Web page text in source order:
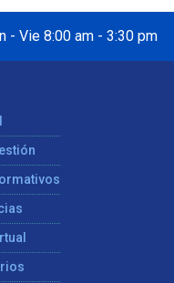
- Vie 8:00 am - 3:30 pm